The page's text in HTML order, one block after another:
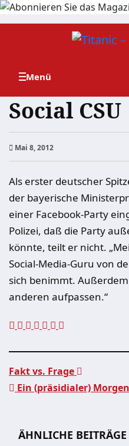
Zum
Social CSU
Mai 8, 2012
Als erster deutscher
der bayerische
einer Facebook-Party
Polizei, daß die Party
könnte, teilt er nicht.
Social-Media-Guru von
sich benimmt.
anderen aufpassen.“
Fakt vs. Frage
Ein (präsidialer)
ÄHNLICHE BEITRÄGE